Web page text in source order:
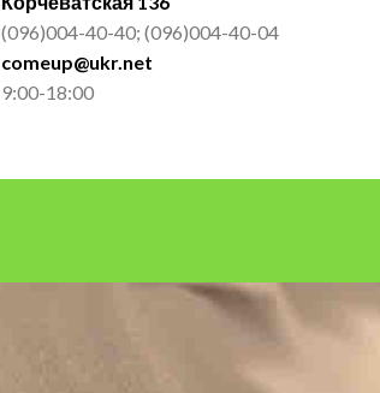
(096)004-40-40; (096)004-40-04
comeup@ukr.net
9:00-18:00